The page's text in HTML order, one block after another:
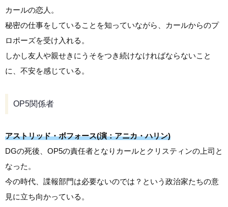
カールの恋人。
秘密の仕事をしていることを知っていながら、カールからのプ
ロポーズを受け入れる。
しかし友人や親せきにうそをつき続けなければならないこと
に、不安を感じている。
OP5関係者
アストリッド・ボフォース(演：アニカ・ハリン)
DGの死後、OP5の責任者となりカールとクリスティンの上司と
なった。
今の時代、諜報部門は必要ないのでは？という政治家たちの意
見に立ち向かっている。